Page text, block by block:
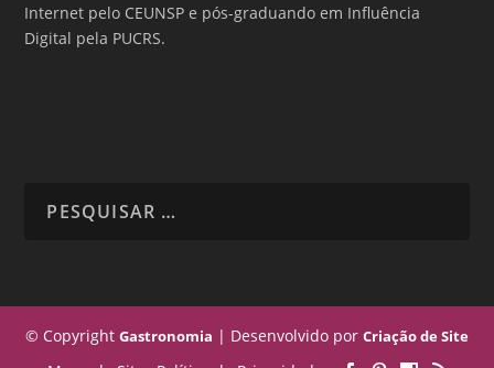
Internet pelo CEUNSP e pós-graduando em Influência
Digital pela PUCRS.
© Copyright Gastronomia | Desenvolvido por Criação de Site